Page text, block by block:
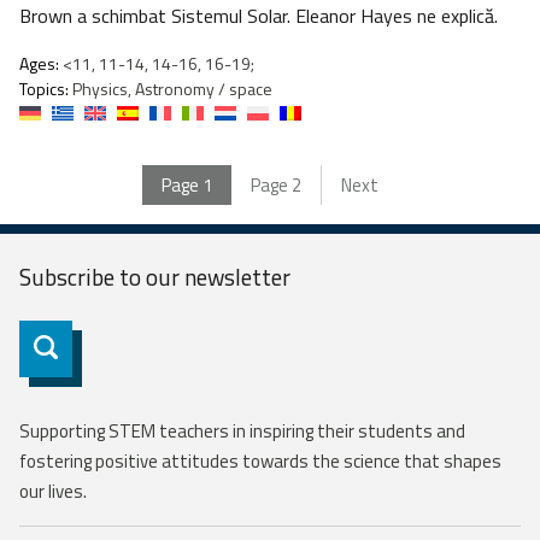
Brown a schimbat Sistemul Solar. Eleanor Hayes ne explică.
Ages: <11, 11-14, 14-16, 16-19;
Topics:Physics, Astronomy / space
Page 1 Page 2 Next
Subscribe to ournewsletter
Subscribe
Supporting STEM teachers in inspiring their students and
fostering positive attitudes towards the science that shapes
our lives.